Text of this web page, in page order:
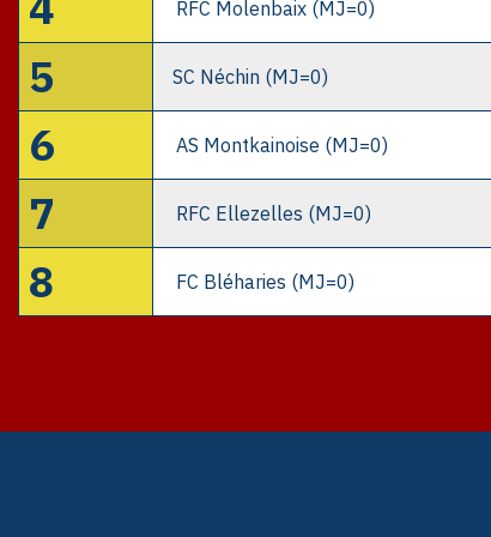
RFC Molenbaix (MJ=0)
5 SC Néchin (MJ=0)
6 AS Montkainoise (MJ=0)
7 RFC Ellezelles (MJ=0)
8 FC Bléharies (MJ=0)